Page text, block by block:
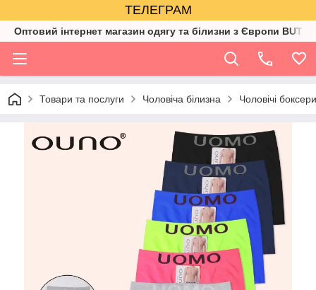
ТЕЛЕГРАМ
Оптовий інтернет магазин одягу та білизни з Європи BUTIK
Товари та послуги Чоловіча білизна Чоловічі боксери